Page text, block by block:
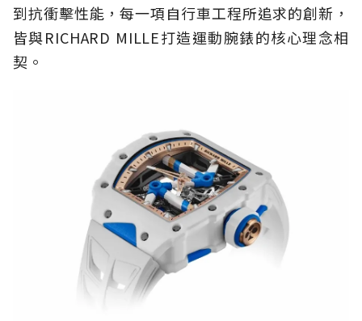
到抗衝擊性能，每一項自行車工程所追求的創新，
皆與RICHARD MILLE打造運動腕錶的核心理念相
契。